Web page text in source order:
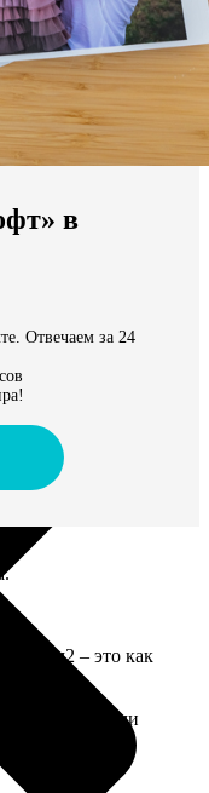
в
Отвечаем за 24
г/м2 – это как